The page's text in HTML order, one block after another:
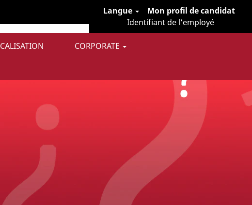
Langue
Mon profil de candidat
Identifiant de l’employé
CORPORATE